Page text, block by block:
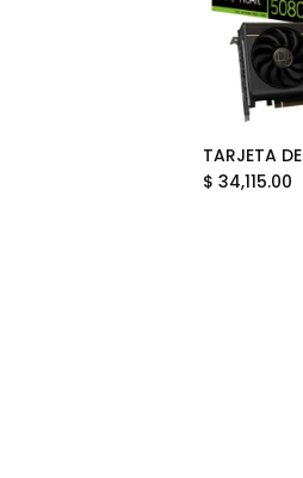
$ 34,115.00